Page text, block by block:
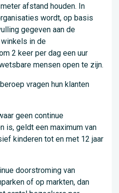
afstand houden. In
wordt, op basis
gegeven aan de
in de
2 keer per dag een uur
mensen open te zijn.
vragen hun klanten
geen continue
is, geldt een maximum van
kinderen tot en met 12 jaar
doorstroming van
of op markten, dan